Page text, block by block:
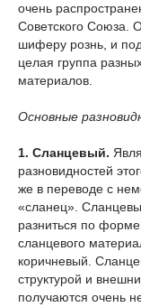
очень
Советского Союза.
шиферу рознь, и
целая группа
материалов.
Основные
1. Сланцевый.
разновидностей
же в переводе с
«сланец».
разниться по
сланцевого
коричневый.
структурой и
получаются очень